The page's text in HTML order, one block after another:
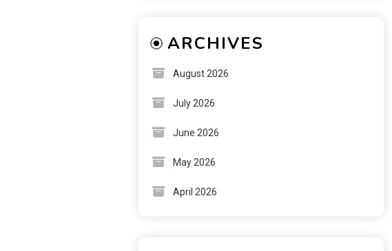
ARCHIVES
August 2026
July 2026
June 2026
May 2026
April 2026